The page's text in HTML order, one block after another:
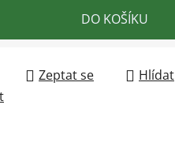
DO KOŠÍKU
Zeptat se
Hlídat